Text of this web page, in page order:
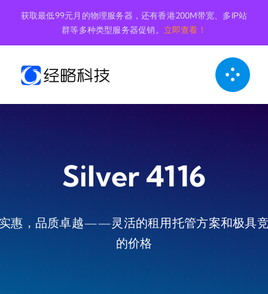
内
获取最低99元月的物理服务器，还有香港200M带宽、多IP站
群等多种类型服务器促销。 立即查看！
Silver 4116
惠，品质卓越——灵活的租用托管方案和极具
的价格